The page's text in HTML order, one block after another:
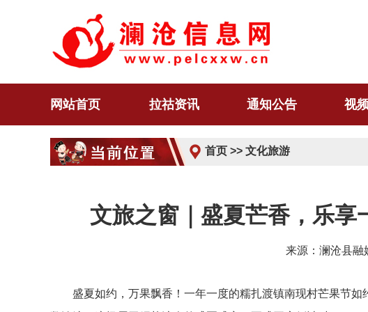
网站首页 拉祜资讯 通知公告 视
首页 >> 文化旅游
文旅之窗｜盛夏芒香，乐
来源：澜沧县
盛夏如约，万果飘香！一年一度的糯扎渡镇南现村芒果节